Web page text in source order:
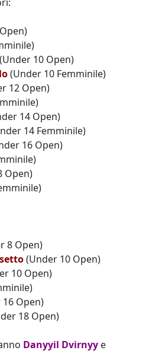
(Under 10 Open)
(Under 10 Femminile)
12 Open)
14 Open)
14 Femminile)
16 Open)
Open)
8 Open)
(Under 10 Open)
10 Open)
Open)
18 Open)
Danyyil Dvirnyy e